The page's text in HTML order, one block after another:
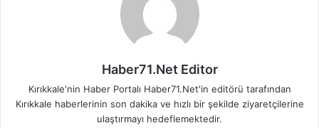
Haber71.Net Editor
Kırıkkale'nin Haber Portalı Haber71.Net'in editörü tarafından
Kırıkkale haberlerinin son dakika ve hızlı bir şekilde ziyaretçilerine
ulaştırmayı hedeflemektedir.